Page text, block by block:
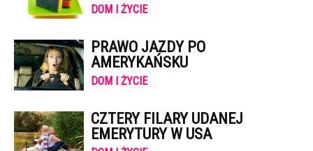
DOM I ŻYCIE
PRAWO JAZDY PO
AMERYKAŃSKU
DOM I ŻYCIE
CZTERY FILARY UDANEJ
EMERYTURY W USA